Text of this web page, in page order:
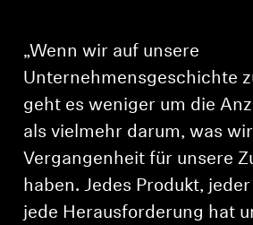
„Wenn wir auf unsere
Unternehmensgeschichte
geht es weniger um die
als vielmehr darum, was
Vergangenheit für unsere
haben. Jedes Produkt,
jede Herausforderung hat